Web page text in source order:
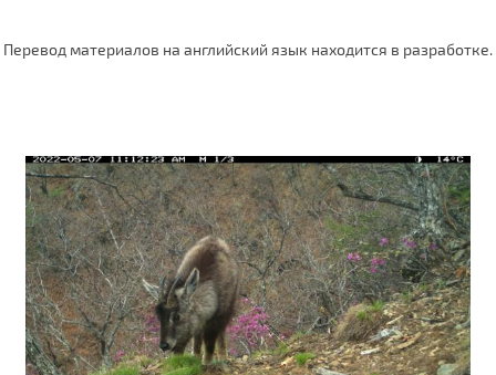
Перевод материалов на английский язык находится в разработке.